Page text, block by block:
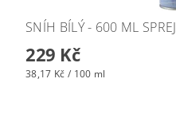
SNÍH BÍLÝ - 600 ML SPREJ
229 Kč
38,17 Kč / 100 ml